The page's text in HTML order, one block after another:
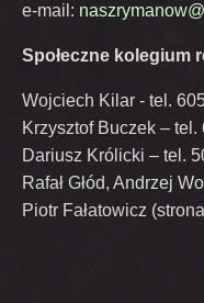
e-mail:
Społeczne kolegium
Wojciech Kilar - tel.
Krzysztof Buczek – tel.
Dariusz Królicki – tel.
Rafał Głód, Andrzej
Piotr Fałatowicz